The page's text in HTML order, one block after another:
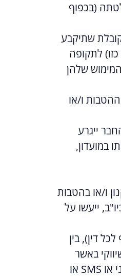
(בכפוף
שתיקבע
לתקופה
שלהן
ו/או
ייגרע
במועדון,
ו/או בהטבות
ייעשו על
דין), בין
יקבל חומר שיווקי באשר
למבצעים, הנחות והטבות בלעדיות המוענקים ו/או יוענקו בעתיד לחברי המועדון, באמצעות הודעות דואר אלקטרוני או SMS או